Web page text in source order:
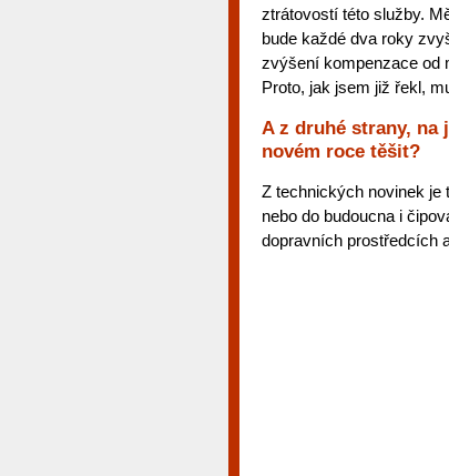
ztrátovostí této služby.
bude každé dva roky
zvýšení kompenzace od
Proto, jak jsem již řekl,
A z druhé strany, na
novém roce těšit?
Z technických novinek je
nebo do budoucna i
dopravních prostředcích